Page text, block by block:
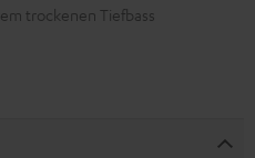
trockenen Tiefbass